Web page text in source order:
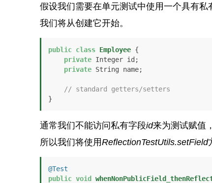
假设我们需要在单元测试中使用一个具有私
我们将从创建它开始。
public class Employee {
private Integer id;
private String name;
// standard getters/setters
}
通常我们不能访问私有字段id来为测试赋值
所以我们将使用ReflectionTestUtils.setField
@Test
public void